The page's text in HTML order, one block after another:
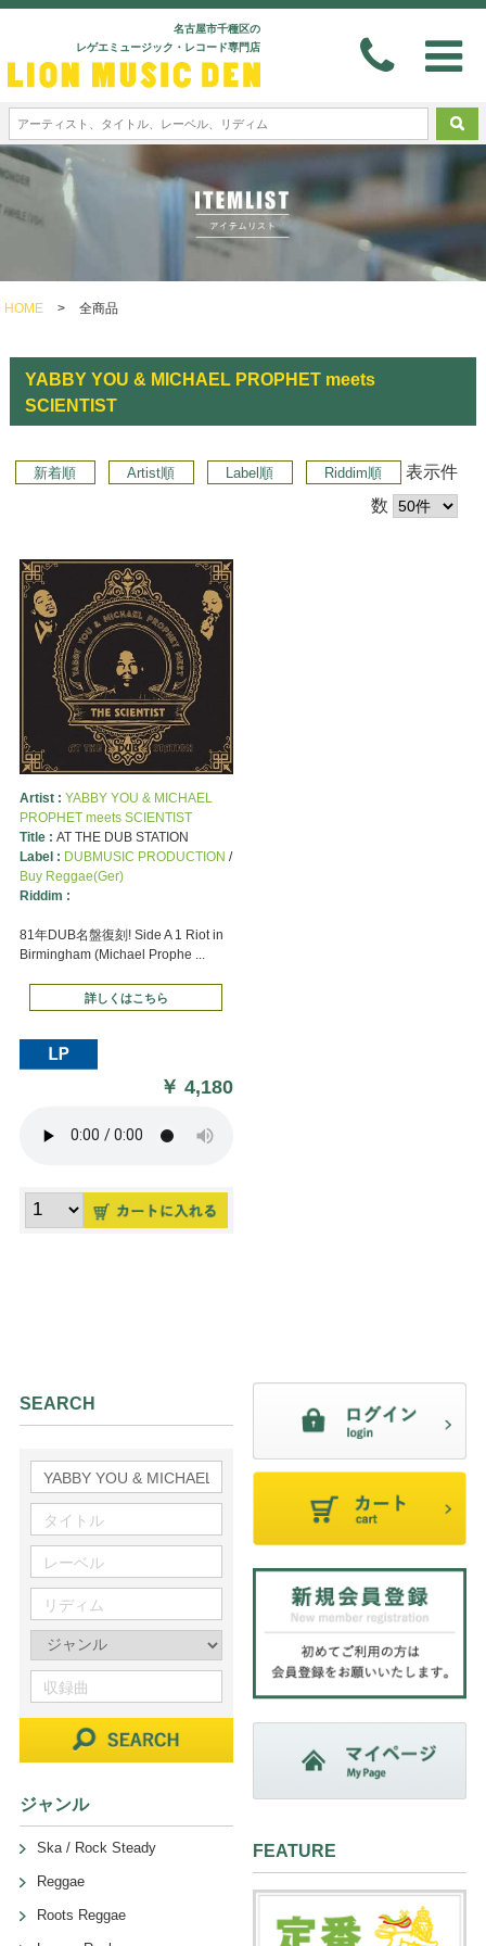
名古屋市千種区の
レゲエミュージック・レコード専門店
HOME > 全商品
YABBY YOU & MICHAEL PROPHET meets
SCIENTIST
新着順 Artist順 Label順 Riddim順
表示件
数
Artist : YABBY YOU & MICHAEL
PROPHET meets SCIENTIST
Title : AT THE DUB STATION
Label : DUBMUSIC PRODUCTION /
Buy Reggae(Ger)
Riddim :
81年DUB名盤復刻! Side A 1 Riot in
Birmingham (Michael Prophe ...
詳しくはこちら
￥4,180
SEARCH
ジャンル
Ska / Rock Steady
Reggae
Roots Reggae
FEATURE